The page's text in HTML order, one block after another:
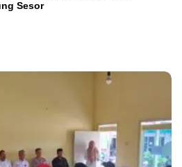
Sesor